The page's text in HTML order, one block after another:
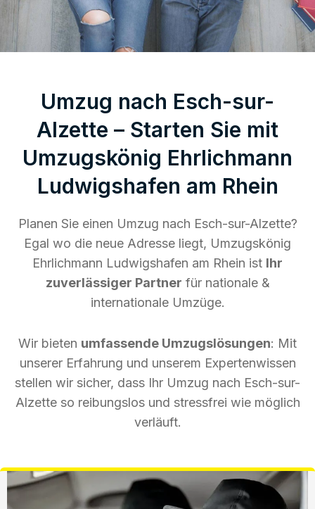
Umzug nach Esch-sur-
Alzette – Starten Sie mit
Umzugskönig Ehrlichmann
Ludwigshafen am Rhein
Planen Sie einen Umzug nach Esch-sur-Alzette?
Egal wo die neue Adresse liegt, Umzugskönig
Ehrlichmann Ludwigshafen am Rhein ist Ihr
zuverlässiger Partner für nationale &
internationale Umzüge.
Wir bieten umfassende Umzugslösungen: Mit
unserer Erfahrung und unserem Expertenwissen
stellen wir sicher, dass Ihr Umzug nach Esch-sur-
Alzette so reibungslos und stressfrei wie möglich
verläuft.